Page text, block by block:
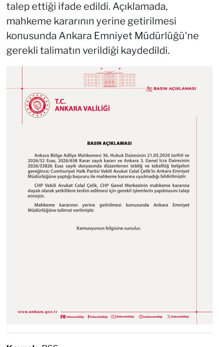
talep ettiği ifade edildi. Açıklamada,
mahkeme kararının yerine getirilmesi
konusunda Ankara Emniyet Müdürlüğü'ne
gerekli talimatın verildiği kaydedildi.